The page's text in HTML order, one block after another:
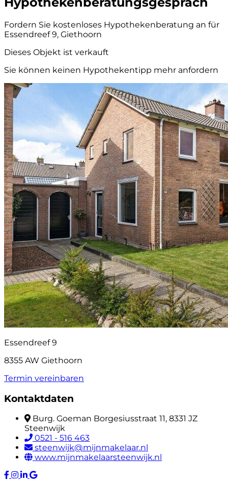
Fordern Sie kostenloses Hypothekenberatung an für
Essendreef 9, Giethoorn
Dieses Objekt ist verkauft
Sie können keinen Hypothekentipp mehr anfordern
Essendreef 9
8355 AW Giethoorn
Termin vereinbaren
Kontaktdaten
Burg. Goeman Borgesiusstraat 11, 8331 JZ
Steenwijk
0521 - 516 463
steenwijk@mijnmakelaar.nl
www.mijnmakelaarsteenwijk.nl